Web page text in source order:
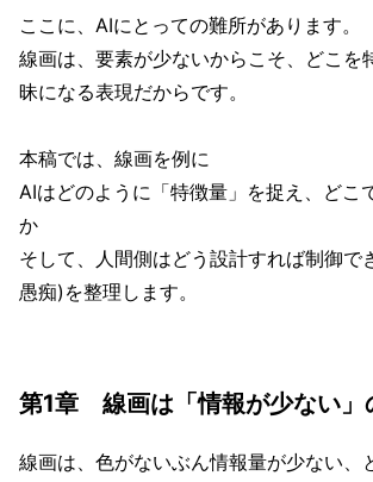
ここに、AIにとっての難所があります。
線画は、要素が少ないからこそ、どこを
昧になる表現だからです。
本稿では、線画を例に
AIはどのように「特徴量」を捉え、どこ
か
そして、人間側はどう設計すれば制御で
愚痴)を整理します。
第1章 線画は「情報が少ない」
線画は、色がないぶん情報量が少ない、